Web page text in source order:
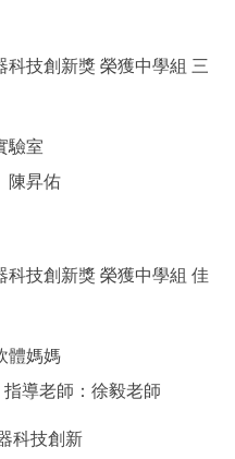
科技創新獎 榮獲中學組 三
驗室
陳昇佑
科技創新獎 榮獲中學組 佳
體媽媽
導老師：徐毅老師
科技創新